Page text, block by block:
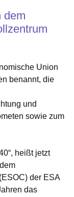
dem
Union
benannt, die
und
sowie zum
heißt jetzt
der ESA
das